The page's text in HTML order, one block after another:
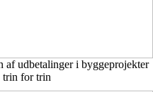
af udbetalinger i byggeprojekter
trin for trin